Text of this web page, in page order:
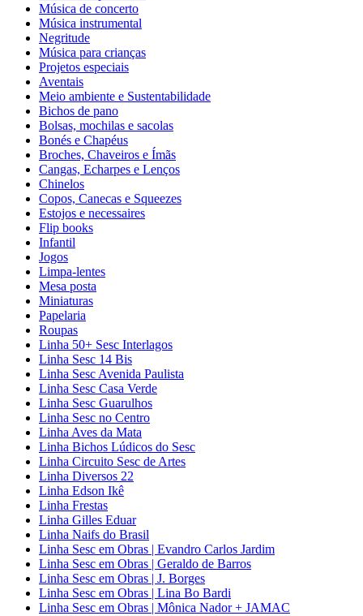
Música de concerto
Música instrumental
Negritude
Música para crianças
Projetos especiais
Aventais
Meio ambiente e Sustentabilidade
Bichos de pano
Bolsas, mochilas e sacolas
Bonés e Chapéus
Broches, Chaveiros e Ímãs
Cangas, Echarpes e Lenços
Chinelos
Copos, Canecas e Squeezes
Estojos e necessaires
Flip books
Infantil
Jogos
Limpa-lentes
Mesa posta
Miniaturas
Papelaria
Roupas
Linha 50+ Sesc Interlagos
Linha Sesc 14 Bis
Linha Sesc Avenida Paulista
Linha Sesc Casa Verde
Linha Sesc Guarulhos
Linha Sesc no Centro
Linha Aves da Mata
Linha Bichos Lúdicos do Sesc
Linha Circuito Sesc de Artes
Linha Diversos 22
Linha Edson Ikê
Linha Frestas
Linha Gilles Eduar
Linha Naifs do Brasil
Linha Sesc em Obras | Evandro Carlos Jardim
Linha Sesc em Obras | Geraldo de Barros
Linha Sesc em Obras | J. Borges
Linha Sesc em Obras | Lina Bo Bardi
Linha Sesc em Obras | Mônica Nador + JAMAC